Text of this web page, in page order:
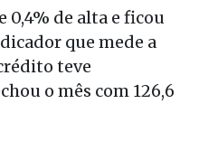
0,4% de alta e ficou
que mede a
teve
o mês com 126,6